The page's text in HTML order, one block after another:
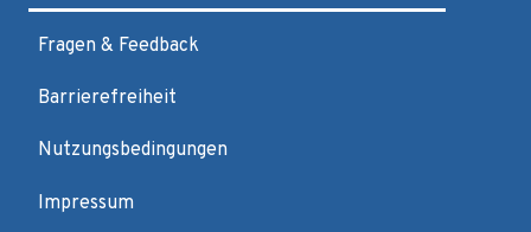
Fragen & Feedback
Barrierefreiheit
Nutzungsbedingungen
Impressum